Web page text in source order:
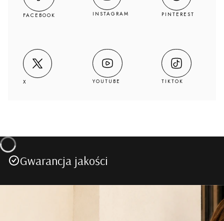
FACEBOOK INSTAGRAM PINTEREST
X YOUTUBE TIKTOK
Gwarancja jakości